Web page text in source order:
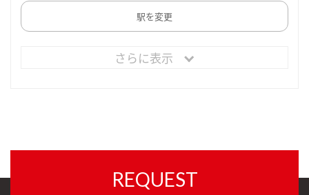
駅を変更
さらに表示
REQUEST